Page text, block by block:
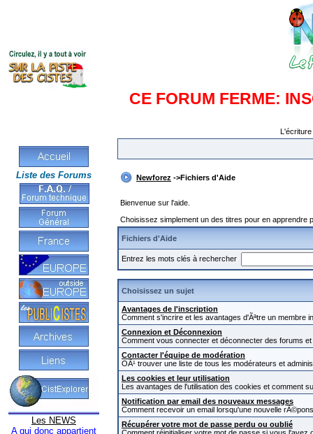
CE FORUM FERME:
Liste des Forums
Les NEWS
A qui donc appartient
Newforez ->Fichiers d'Aide
Bienvenue sur l'aide.
Choisissez simplement un des titres pour en
Fichiers d'Aide
Entrez les mots clés à rechercher
Choisissez un sujet
Avantages de l'inscription
Comment s'incrire et les avantages d'Ãªtre un membre
Connexion et Déconnexion
Comment vous connecter et déconnecter des forums
Contacter l'équipe de modération
OÃ¹ trouver une liste de tous les modérateurs et
Les cookies et leur utilisation
Les avantages de l'utilisation des cookies et comment
Notification par email des nouveaux messages
Comment recevoir un email lorsqu'une nouvelle
Récupérer votre mot de passe perdu ou oublié